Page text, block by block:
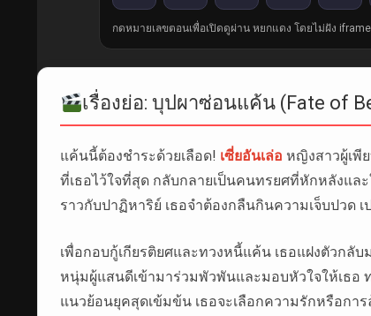
กดหมายเลขตอนเพื่อเปิดดูผ่าน หยกแดง โดยไม่ฝัง
เรื่องย่อ: บุปผาซ่อนแค้น (Fate of
แค้นนี้ต้องชำระด้วยเลือด! เซี่ยอันเล่อ หญิงสาวผู้เพี
ที่เธอไว้ใจที่สุด กลับกลายเป็นคนทรยศที่หักหลังแล
ราวกับปาฏิหาริย์ เธอจำต้องกลืนกินความเจ็บปวด
เพื่อกอบกู้เกียรติยศและทวงหนี้แค้น เธอแฝงตัวกลั
หนุ่มผู้แสนดีเข้ามาร่วมพัวพันและมอบหัวใจให้เธอ
แนวย้อนยุคสุดเข้มข้น เธอจะเลือกความรักหรือกา